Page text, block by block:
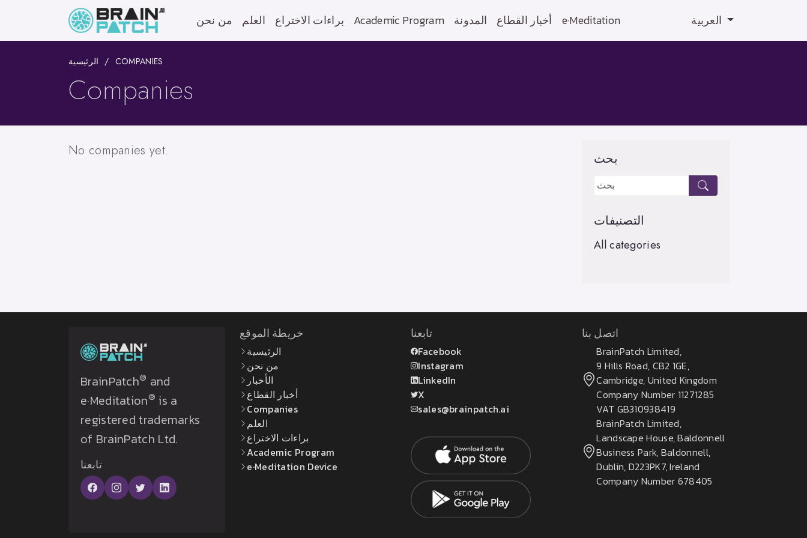
من نحن العلم براءات الاختراع Academic Program المدونة أخبار القطاع e·Meditation
الرئيسية COMPANIES
Companies
No companies yet. بحث
التصنيفات
All categories
BrainPatch® and
e·Meditation® is a
registered trademarks
of BrainPatch Ltd.
تابعنا
خريطة الموقع
الرئيسية
من نحن
الأخبار
أخبار القطاع
Companies
العلم
براءات الاختراع
Academic Program
e·Meditation Device
تابعنا
Facebook
Instagram
LinkedIn
X
sales@brainpatch.ai
اتصل بنا
BrainPatch Limited,
9 Hills Road, CB2 1GE,
Cambridge, United Kingdom
Company Number 11271285
VAT GB310938419
BrainPatch Limited,
Landscape House, Baldonnell
Business Park, Baldonnell,
Dublin, D223PK7, Ireland
Company Number 678405